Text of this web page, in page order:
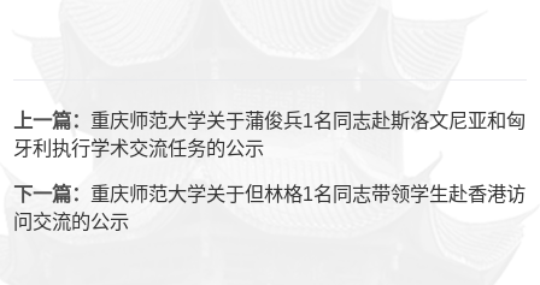
上一篇： 重庆师范大学关于蒲俊兵1名同志赴斯洛文尼亚和匈
牙利执行学术交流任务的公示
下一篇： 重庆师范大学关于但林格1名同志带领学生赴香港访
问交流的公示